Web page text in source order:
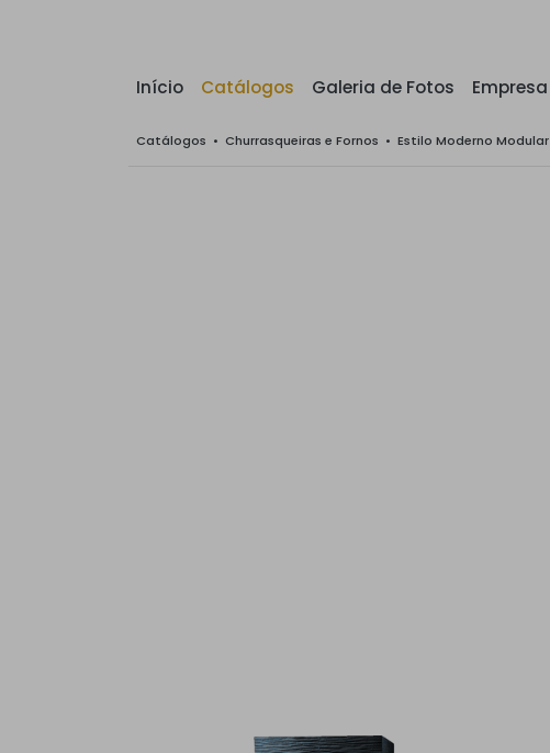
Início Catálogos Galeria de Fotos Empresa
Catálogos • Churrasqueiras e Fornos • Estilo Moderno Modular